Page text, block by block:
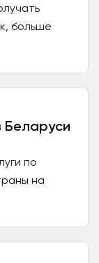
больше
Беларуси
по
на